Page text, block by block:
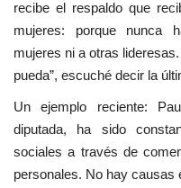
recibe el respaldo que
mujeres: porque nunca
mujeres ni a otras
pueda”, escuché decir la
Un ejemplo reciente:
diputada, ha sido
sociales a través de
personales. No hay causas